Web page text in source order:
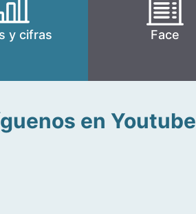
y cifras Face
en Youtube